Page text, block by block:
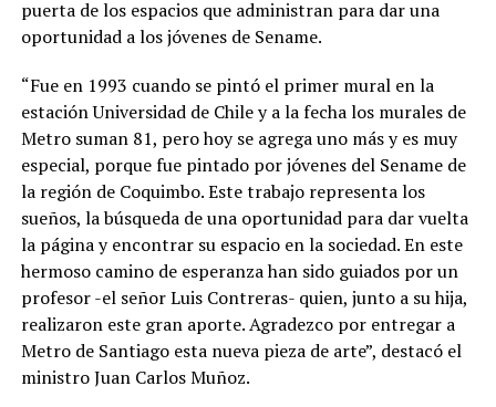
puerta de los espacios que administran para dar una
oportunidad a los jóvenes de Sename.
“Fue en 1993 cuando se pintó el primer mural en la
estación Universidad de Chile y a la fecha los murales de
Metro suman 81, pero hoy se agrega uno más y es muy
especial, porque fue pintado por jóvenes del Sename de
la región de Coquimbo. Este trabajo representa los
sueños, la búsqueda de una oportunidad para dar vuelta
la página y encontrar su espacio en la sociedad. En este
hermoso camino de esperanza han sido guiados por un
profesor -el señor Luis Contreras- quien, junto a su hija,
realizaron este gran aporte. Agradezco por entregar a
Metro de Santiago esta nueva pieza de arte”, destacó el
ministro Juan Carlos Muñoz.